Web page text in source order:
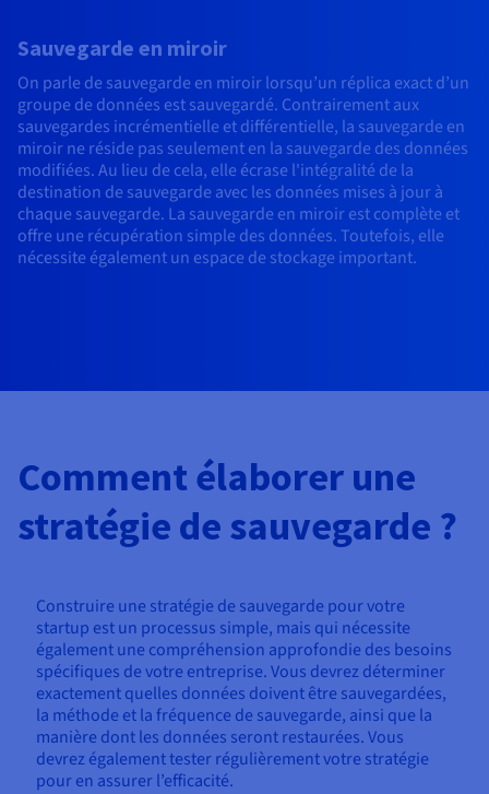
Sauvegarde en miroir
On parle de sauvegarde en miroir lorsqu’un réplica exact d’un
groupe de données est sauvegardé. Contrairement aux
sauvegardes incrémentielle et différentielle, la sauvegarde en
miroir ne réside pas seulement en la sauvegarde des données
modifiées. Au lieu de cela, elle écrase l'intégralité de la
destination de sauvegarde avec les données mises à jour à
chaque sauvegarde. La sauvegarde en miroir est complète et
offre une récupération simple des données. Toutefois, elle
nécessite également un espace de stockage important.
Comment élaborer une
stratégie de sauvegarde ?
Construire une stratégie de sauvegarde pour votre
startup est un processus simple, mais qui nécessite
également une compréhension approfondie des besoins
spécifiques de votre entreprise. Vous devrez déterminer
exactement quelles données doivent être sauvegardées,
la méthode et la fréquence de sauvegarde, ainsi que la
manière dont les données seront restaurées. Vous
devrez également tester régulièrement votre stratégie
pour en assurer l’efficacité.